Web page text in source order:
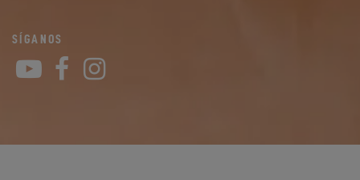
SÍGANOS
YouTube
Facebook
Instagram